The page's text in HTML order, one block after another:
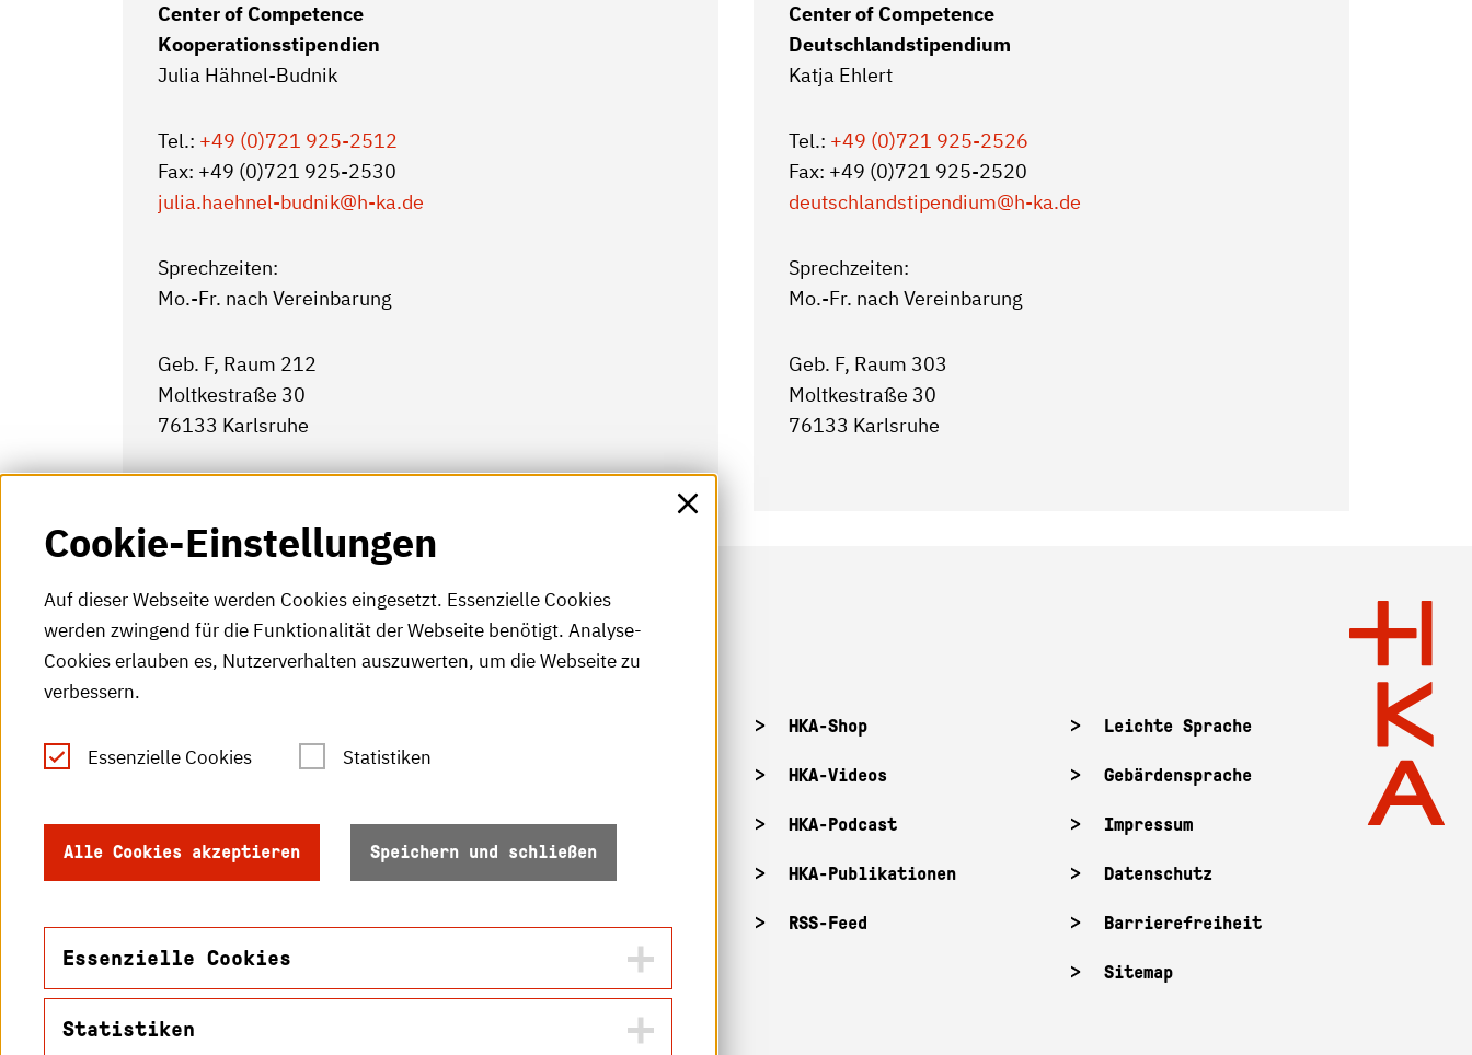
Center of Competence
Kooperationsstipendien
Julia Hähnel-Budnik
Tel.: +49 (0)721 925-2512
Fax: +49 (0)721 925-2530
julia.haehnel-budnik@h-ka.de
Sprechzeiten:
Mo.-Fr. nach Vereinbarung
Geb. F, Raum 212
Moltkestraße 30
76133 Karlsruhe
Center of Competence
Deutschlandstipendium
Katja Ehlert
Tel.: +49 (0)721 925-2526
Fax: +49 (0)721 925-2520
deutschlandstipendium@h-ka.de
Sprechzeiten:
Mo.-Fr. nach Vereinbarung
Geb. F, Raum 303
Moltkestraße 30
76133 Karlsruhe
Fax: +49 (0)721 925-2000
Postfach 2440
76012 Karlsruhe
Öffnungszeiten
Security
HKA-Shop
HKA-Videos
HKA-Podcast
HKA-Publikationen
RSS-Feed
Leichte Sprache
Gebärdensprache
Impressum
Datenschutz
Barrierefreiheit
Sitemap
Cookie-Einstellungen
Auf dieser Webseite werden Cookies eingesetzt. Essenzielle Cookies
werden zwingend für die Funktionalität der Webseite benötigt. Analyse-
Cookies erlauben es, Nutzerverhalten auszuwerten, um die Webseite zu
verbessern.
Essenzielle Cookies Statistiken
Alle Cookies akzeptieren Speichern und schließen
Essenzielle Cookies
Statistiken